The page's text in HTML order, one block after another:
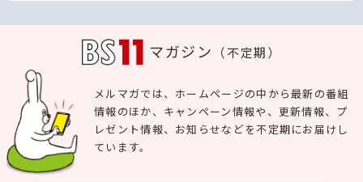
マガジン （不定期）
メルマガでは、ホームページの中から最新の番組
情報のほか、キャンペーン情報や、更新情報、プ
レゼント情報、お知らせなどを不定期にお届けし
ています。